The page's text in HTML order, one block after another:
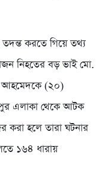
করতে গিয়ে তথ্য
নিহতের বড় ভাই মো.
আহমেদকে (২০)
এলাকা থেকে আটক
করা হলে তারা ঘটনার
১৬৪ ধারায়